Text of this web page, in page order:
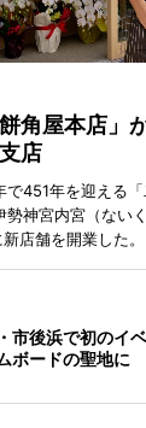
角屋本店
店
で451年を迎える
神宮内宮（ない
店舗を開業した。
市後浜で初のイ
ボードの聖地に